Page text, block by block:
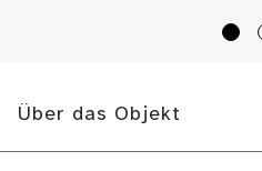
Über das Objekt